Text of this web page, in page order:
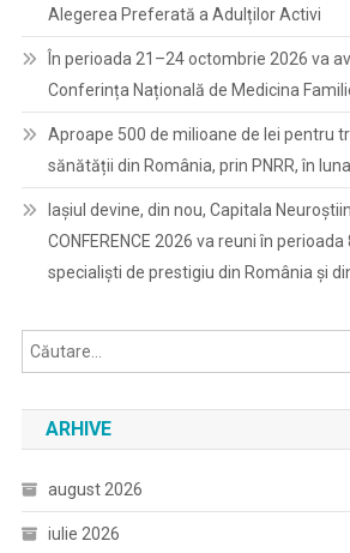
Alegerea Preferată a Adulților Activi
În perioada 21–24 octombrie 2026 va
Conferința Națională de Medicina
Aproape 500 de milioane de lei pentru
sănătății din România, prin PNRR, în
Iașiul devine, din nou, Capitala
CONFERENCE 2026 va reuni în
specialiști de prestigiu din România și
ARHIVE
august 2026
iulie 2026